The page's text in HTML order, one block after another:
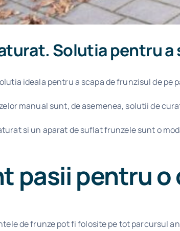
Solutia pentru
ideala pentru a scapa de frunzisul de pe
manual sunt, de asemenea, solutii de
si un aparat de suflat frunzele sunt o
pasii pentru
de frunze pot fi folosite pe tot parcursul